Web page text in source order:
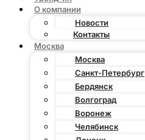
О компании
Новости
Контакты
Москва
Москва
Санкт-Петербург
Бердянск
Волгоград
Воронеж
Челябинск